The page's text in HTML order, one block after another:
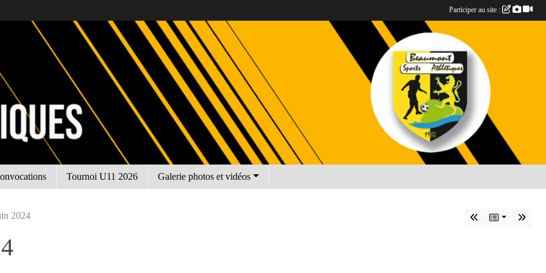
Tournoi U11 2026 Galerie photos et vidéos
2024
Participer au site :